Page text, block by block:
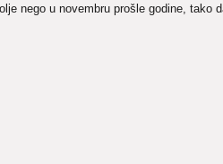
nego u novembru prošle godine, tako